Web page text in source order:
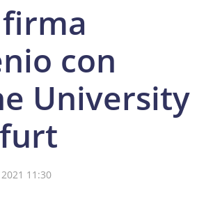
firma
con
University
11:30